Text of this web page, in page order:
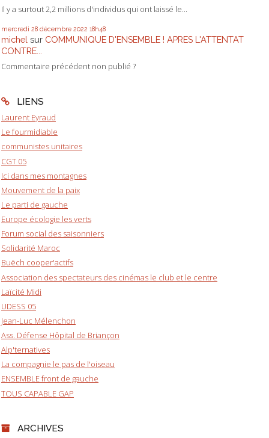
Il y a surtout 2,2 millions d'individus qui ont laissé le...
mercredi 28 décembre 2022 18h48
michel sur COMMUNIQUE D'ENSEMBLE ! APRES L'ATTENTAT
CONTRE...
Commentaire précédent non publié ?
LIENS
Laurent Eyraud
Le fourmidiable
communistes unitaires
CGT 05
Ici dans mes montagnes
Mouvement de la paix
Le parti de gauche
Europe écologie les verts
Forum social des saisonniers
Solidarité Maroc
Buëch cooper'actifs
Association des spectateurs des cinémas le club et le centre
Laïcité Midi
UDESS 05
Jean-Luc Mélenchon
Ass. Défense Hôpital de Briançon
Alp'ternatives
La compagnie le pas de l'oiseau
ENSEMBLE front de gauche
TOUS CAPABLE GAP
ARCHIVES